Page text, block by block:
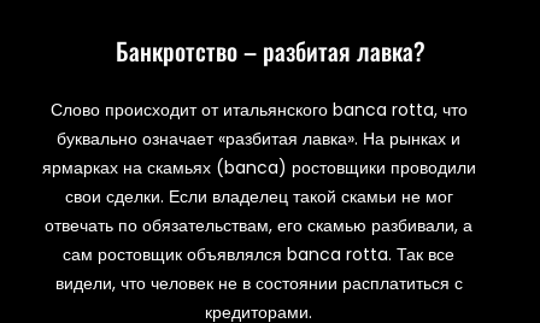
Банкротство – разбитая лавка?
Слово происходит от итальянского banca rotta, что
буквально означает «разбитая лавка». На рынках и
ярмарках на скамьях (banca) ростовщики проводили
свои сделки. Если владелец такой скамьи не мог
отвечать по обязательствам, его скамью разбивали, а
сам ростовщик объявлялся banca rotta. Так все
видели, что человек не в состоянии расплатиться с
кредиторами.